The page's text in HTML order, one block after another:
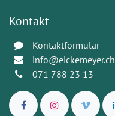
Kontakt
Kontaktformular
info@eickemeyer.ch
071 788 23 13